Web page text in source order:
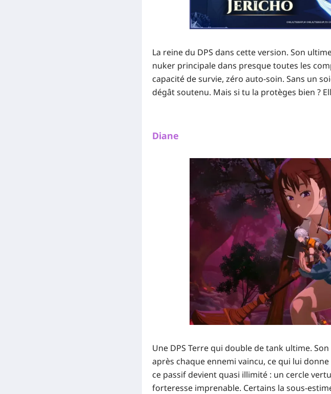
La reine du DPS dans cette version. Son
nuker principale dans presque toutes les
capacité de survie, zéro auto-soin. Sans un
dégât soutenu. Mais si tu la protèges bien ?
Diane
Une DPS Terre qui double de tank ultime.
après chaque ennemi vaincu, ce qui lui
ce passif devient quasi illimité : un cercle
forteresse imprenable. Certains la sous-